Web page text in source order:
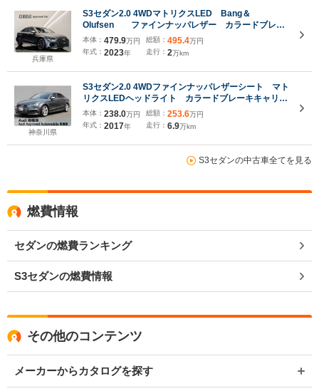
兵庫県
S3セダン2.0 4WDマトリクスLED Bang＆
Olufsen ファインナッパレザー カラードブレー
キキャリパーレッド 19インチアルミホイール 5ダ
ブルスポークエッジデザインアンスラサイトブラッ
ク ダイヤモンドターンド
本体： 479.9万円
年式： 2023年
総額： 495.4万円
走行： 2万km
神奈川県
S3セダン2.0 4WDファインナッパレザーシート マト
リクスLEDヘッドライト カラードブレーキキャリパ
ーレッド 認定中古車
本体： 238.0万円
年式： 2017年
総額： 253.6万円
走行： 6.9万km
S3セダンの中古車全てを見る
燃費情報
セダンの燃費ランキング
S3セダンの燃費情報
その他のコンテンツ
メーカーからカタログを探す